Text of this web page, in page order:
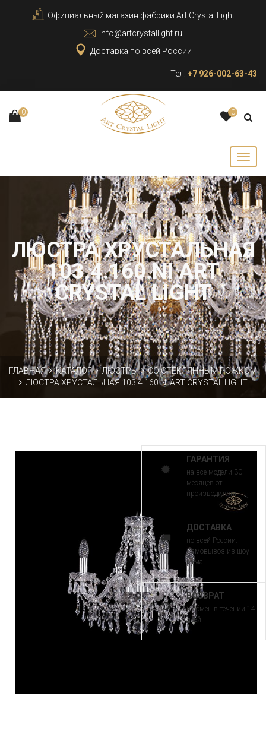
Официальный магазин фабрики Art Crystal Light
info@artcrystallight.ru
Доставка по всей России
Тел: +7 926-002-63-43
0 0
ЛЮСТРА ХРУСТАЛЬНАЯ
103.4.160.NI ART
CRYSTAL LIGHT
ГЛАВНАЯ КАТАЛОГ ЛЮСТРЫ
СО СТЕКЛЯННЫМ РОЖКОМ
ЛЮСТРА ХРУСТАЛЬНАЯ 103.4.160.NI ART CRYSTAL LIGHT
ГАРАНТИЯ
на все модели 30
месяцев от
производителя
ДОСТАВКА
по всей России.
Самовывоз из шоу-
рума
ВОЗВРАТ
и обмен в течении 14
дней